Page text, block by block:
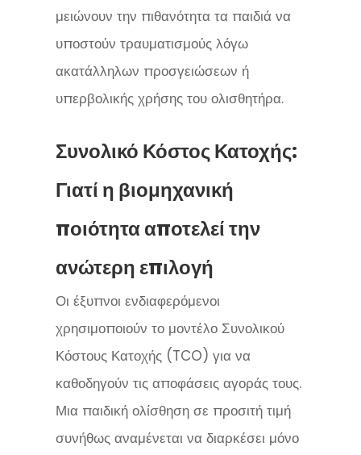
μειώνουν την πιθανότητα τα παιδιά να
υποστούν τραυματισμούς λόγω
ακατάλληλων προσγειώσεων ή
υπερβολικής χρήσης του ολισθητήρα.
Συνολικό Κόστος Κατοχής:
Γιατί η βιομηχανική
ποιότητα αποτελεί την
ανώτερη επιλογή
Οι έξυπνοι ενδιαφερόμενοι
χρησιμοποιούν το μοντέλο Συνολικού
Κόστους Κατοχής (TCO) για να
καθοδηγούν τις αποφάσεις αγοράς τους.
Μια παιδική ολίσθηση σε προσιτή τιμή
συνήθως αναμένεται να διαρκέσει μόνο